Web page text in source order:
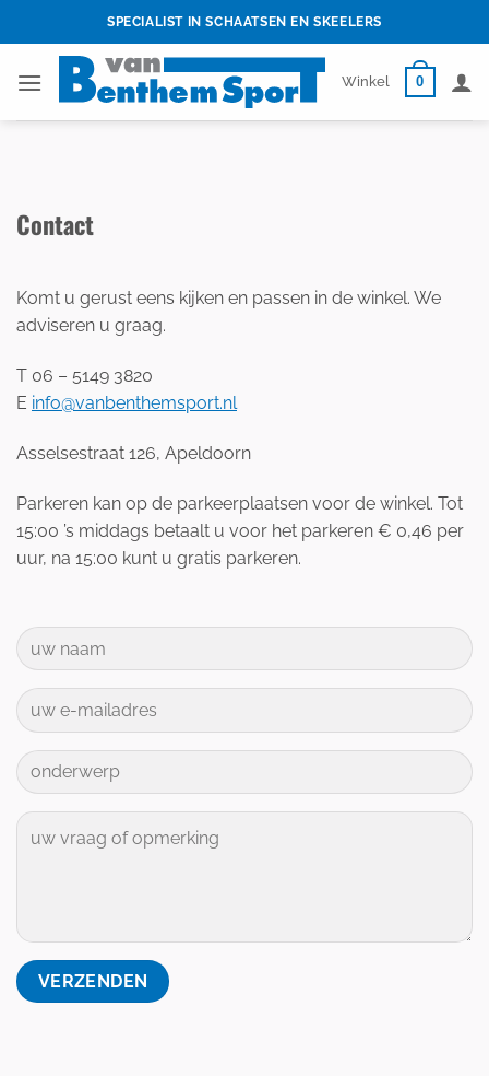
to
SPECIALIST IN SCHAATSEN EN SKEELERS
Winkel 0
Contact
Komt u gerust eens kijken en passen in de winkel. We
adviseren u graag.
T 06 – 5149 3820
E info@vanbenthemsport.nl
Asselsestraat 126, Apeldoorn
Parkeren kan op de parkeerplaatsen voor de winkel. Tot
15:00 ’s middags betaalt u voor het parkeren € 0,46 per
uur, na 15:00 kunt u gratis parkeren.